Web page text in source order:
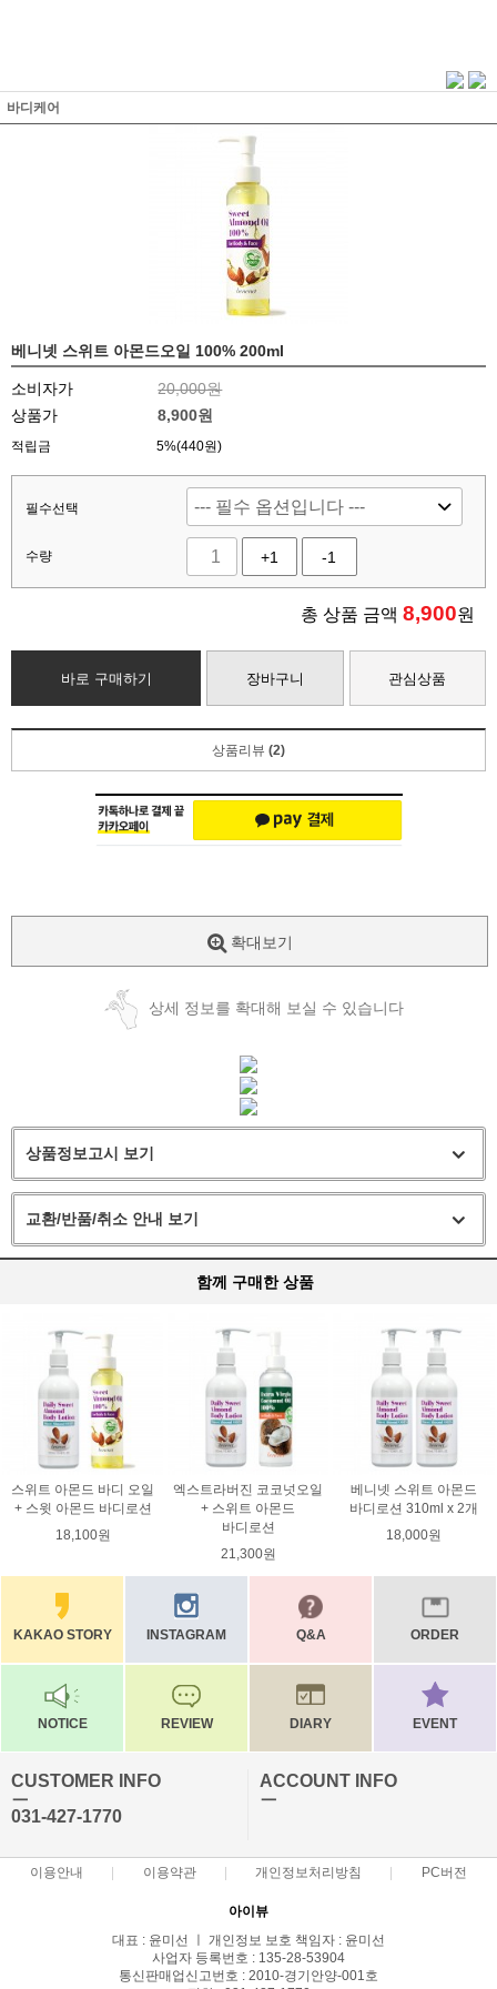
바디케어
베니넷 스위트 아몬드오일 100% 200ml
소비자가
20,000원
상품가
8,900원
적립금 5%(440원)
필수선택
수량 +1 -1
총 상품 금액 8,900원
바로 구매하기 장바구니 관심상품
상품리뷰 (2)
확대보기
상세 정보를 확대해 보실 수 있습니다
상품정보고시 보기
교환/반품/취소 안내 보기
함께 구매한 상품
스위트 아몬드 바디 오일
+ 스윗 아몬드 바디로션
18,100원
엑스트라버진 코코넛오일
+ 스위트 아몬드
바디로션
21,300원
베니넷 스위트 아몬드
바디로션 310ml x 2개
18,000원
KAKAO STORY INSTAGRAM Q&A ORDER
NOTICE REVIEW DIARY EVENT
CUSTOMER INFO
ㅡ
031-427-1770
ACCOUNT INFO
ㅡ
이용안내 이용약관 개인정보처리방침 PC버전
아이뷰
대표 : 윤미선 ㅣ 개인정보 보호 책임자 : 윤미선
사업자 등록번호 : 135-28-53904
통신판매업신고번호 : 2010-경기안양-001호